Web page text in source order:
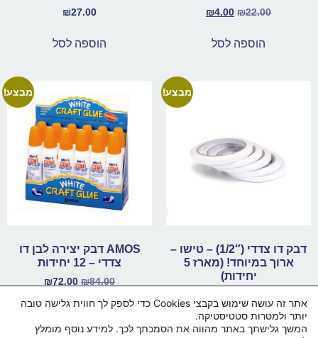
₪22.00
₪4.00
הוספה לסל
₪27.00
הוספה לסל
מבצע!
דבק דו צדדי (1/2″) – טישו –
ארוך במיוחד! (מארז 5
יחידות)
מידע נוסף
מבצע!
AMOS דבק יצירה לבן דו
צדדי – 12 יחידות
₪84.00
₪72.00
אתר זה עושה שימוש בקבצי Cookies כדי לספק לך חווית גלישה טובה
יותר ולמטרות סטטיסטיקה.
המשך גלישתך באתר מהווה את הסמכתך לכך. למידע נוסף מומלץ